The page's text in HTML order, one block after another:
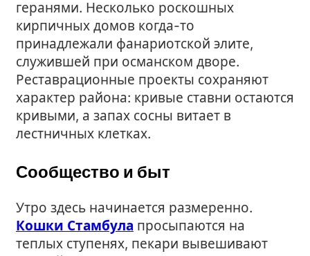
геранями. Несколько роскошных
кирпичных домов когда-то
принадлежали фанариотской элите,
служившей при османском дворе.
Реставрационные проекты сохраняют
характер района: кривые ставни остаются
кривыми, а запах сосны витает в
лестничных клетках.
Сообщество и быт
Утро здесь начинается размеренно.
Кошки Стамбула просыпаются на
теплых ступенях, пекари вывешивают